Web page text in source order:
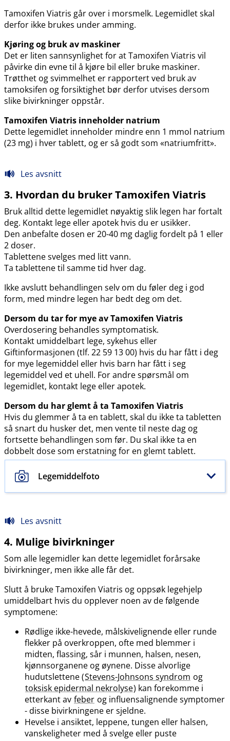
Tamoxifen Viatris går over i morsmelk. Legemidlet skal
derfor ikke brukes under amming.
Kjøring og bruk av maskiner
Det er liten sannsynlighet for at Tamoxifen Viatris vil
påvirke din evne til å kjøre bil eller bruke maskiner.
Trøtthet og svimmelhet er rapportert ved bruk av
tamoksifen og forsiktighet bør derfor utvises dersom
slike bivirkninger oppstår.
Tamoxifen Viatris inneholder natrium
Dette legemidlet inneholder mindre enn 1 mmol natrium
(23 mg) i hver tablett, og er så godt som «natriumfritt».
Les avsnitt
3. Hvordan du bruker Tamoxifen Viatris
Bruk alltid dette legemidlet nøyaktig slik legen har fortalt
deg. Kontakt lege eller apotek hvis du er usikker.
Den anbefalte dosen er 20-40 mg daglig fordelt på 1 eller
2 doser.
Tablettene svelges med litt vann.
Ta tablettene til samme tid hver dag.
Ikke avslutt behandlingen selv om du føler deg i god
form, med mindre legen har bedt deg om det.
Dersom du tar for mye av Tamoxifen Viatris
Overdosering behandles symptomatisk.
Kontakt umiddelbart lege, sykehus eller
Giftinformasjonen (tlf. 22 59 13 00) hvis du har fått i deg
for mye legemiddel eller hvis barn har fått i seg
legemiddel ved et uhell. For andre spørsmål om
legemidlet, kontakt lege eller apotek.
Dersom du har glemt å ta Tamoxifen Viatris
Hvis du glemmer å ta en tablett, skal du ikke ta tabletten
så snart du husker det, men vente til neste dag og
fortsette behandlingen som før. Du skal ikke ta en
dobbelt dose som erstatning for en glemt tablett.
Legemiddelfoto
Les avsnitt
4. Mulige bivirkninger
Som alle legemidler kan dette legemidlet forårsake
bivirkninger, men ikke alle får det.
Slutt å bruke Tamoxifen Viatris og oppsøk legehjelp
umiddelbart hvis du opplever noen av de følgende
symptomene:
Rødlige ikke-hevede, målskivelignende eller runde
flekker på overkroppen, ofte med blemmer i
midten, flassing, sår i munnen, halsen, nesen,
kjønnsorganene og øynene. Disse alvorlige
hudutslettene (Stevens-Johnsons syndrom og
toksisk epidermal nekrolyse) kan forekomme i
etterkant av feber og influensalignende symptomer
- disse bivirkningene er sjeldne.
Hevelse i ansiktet, leppene, tungen eller halsen,
vanskeligheter med å svelge eller puste